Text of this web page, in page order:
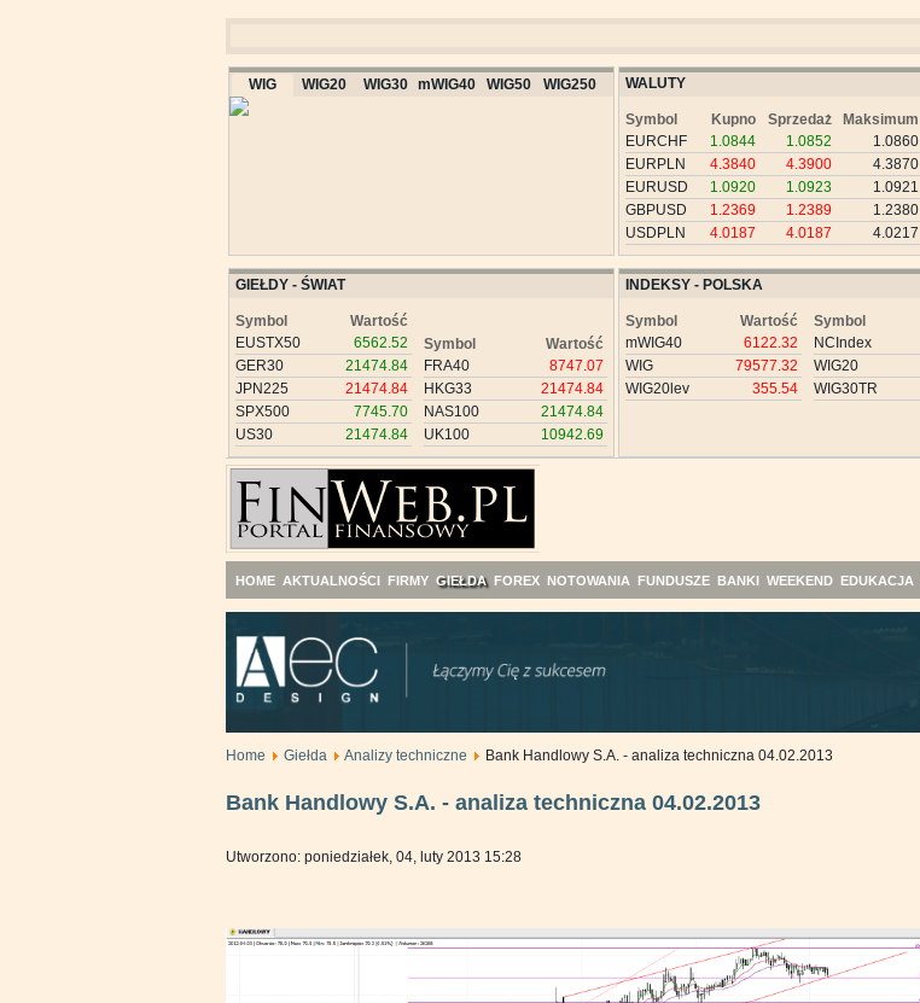
WIG WIG20 WIG30 mWIG40 WIG50 WIG250 WALUTY
Symbol Kupno Sprzedaż Maksimum
EURCHF
1.0844 1.0852 1.0860
EURPLN
4.3840 4.3900 4.3870
EURUSD
1.0920 1.0923 1.0921
GBPUSD
1.2369 1.2389 1.2380
USDPLN
4.0187 4.0187 4.0217
GIEŁDY - ŚWIAT
Symbol
Wartość
EUSTX50
6562.52
GER30
21474.84
JPN225
21474.84
SPX500
7745.70
US30
21474.84
Symbol
Wartość
FRA40
8747.07
HKG33
21474.84
NAS100
21474.84
UK100
10942.69
INDEKSY - POLSKA
Symbol
Wartość
mWIG40
6122.32
WIG
79577.32
WIG20lev
355.54
Symbol
NCIndex
WIG20
WIG30TR
HOME AKTUALNOŚCI FIRMY GIEŁDA FOREX NOTOWANIA FUNDUSZE BANKI WEEKEND EDUKACJA
Home Giełda Analizy techniczne Bank Handlowy S.A. - analiza techniczna 04.02.2013
Bank Handlowy S.A. - analiza techniczna 04.02.2013
Utworzono: poniedziałek, 04, luty 2013 15:28